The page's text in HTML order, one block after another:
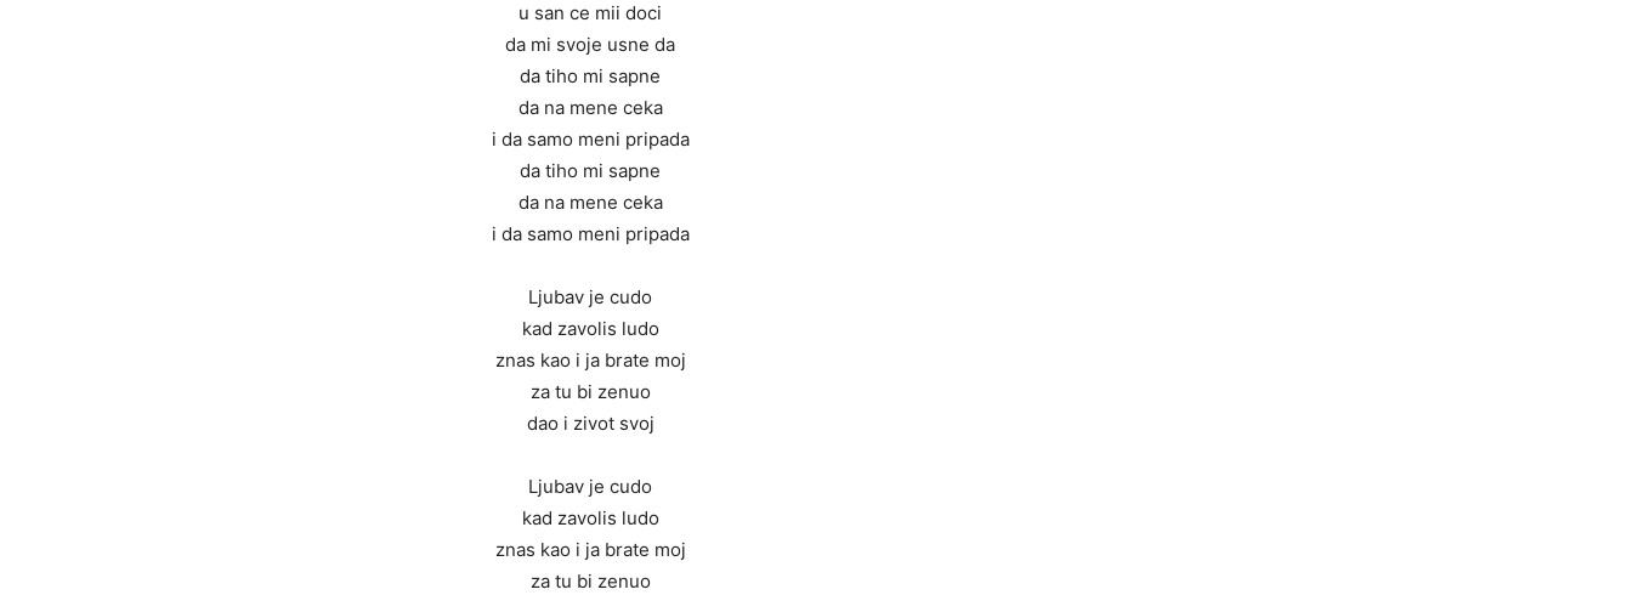
u san ce mii doci
da mi svoje usne da
da tiho mi sapne
da na mene ceka
i da samo meni pripada
da tiho mi sapne
da na mene ceka
i da samo meni pripada
Ljubav je cudo
kad zavolis ludo
znas kao i ja brate moj
za tu bi zenuo
dao i zivot svoj
Ljubav je cudo
kad zavolis ludo
znas kao i ja brate moj
za tu bi zenuo